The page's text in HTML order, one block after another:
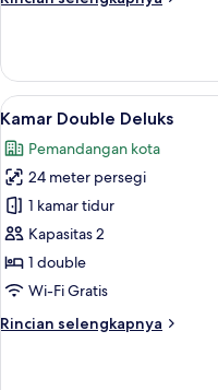
Kamar
Double
Standar
Lihat
semua
foto
untuk
Kamar
Double
Deluks
5
Kamar Double Deluks
Pemandangan kota
24 meter persegi
1 kamar tidur
Kapasitas 2
1 double
Wi-Fi Gratis
Rincian selengkapnya
Rincian